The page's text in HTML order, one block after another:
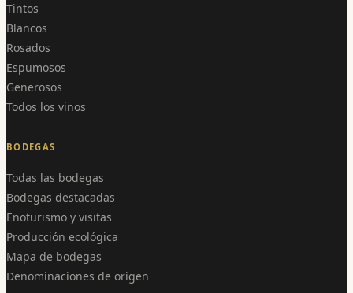
Tintos
Blancos
Rosados
Espumosos
Generosos
Todos los vinos
BODEGAS
Todas las bodegas
Bodegas destacadas
Enoturismo y visitas
Producción ecológica
Mapa de bodegas
Denominaciones de origen